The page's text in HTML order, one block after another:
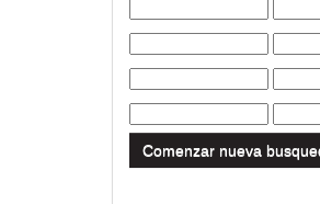
Comenzar nueva